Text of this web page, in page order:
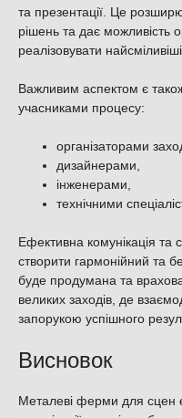
та презентації. Це
рішень та дає можливість
реалізовувати найсміливіші
Важливим аспектом є
учасниками процесу:
організаторами
дизайнерами,
інженерами,
технічними
Ефективна комунікація та
створити гармонійний та
буде продумана та
великих заходів, де
запорукою успішного
Висновок
Металеві ферми для сцен